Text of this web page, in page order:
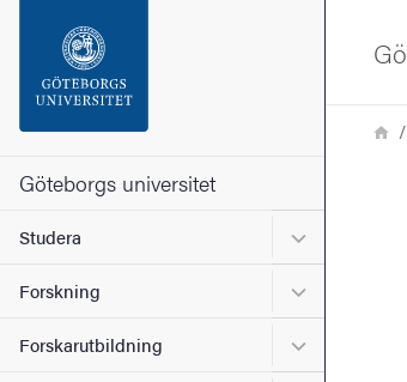
Sidfoten
Om webbplatsen
Göteborgs universitet
Studera Undermeny
Forskning Undermeny
Forskarutbildning
Länkstig